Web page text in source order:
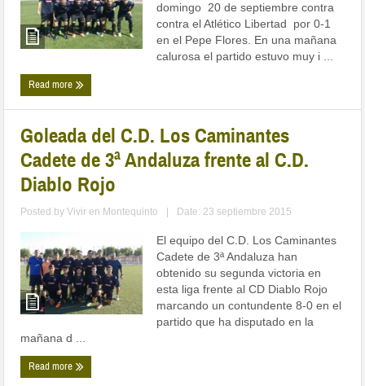
domingo 20 de septiembre contra
contra el Atlético Libertad por 0-1
en el Pepe Flores. En una mañana
calurosa el partido estuvo muy i ...
Read more
Goleada del C.D. Los Caminantes
Cadete de 3ª Andaluza frente al C.D.
Diablo Rojo
Posted byVivir en Montequinto Date: 23 septiembre 2015
El equipo del C.D. Los Caminantes
Cadete de 3ª Andaluza han
obtenido su segunda victoria en
esta liga frente al CD Diablo Rojo
marcando un contundente 8-0 en el
partido que ha disputado en la
mañana d ...
Read more